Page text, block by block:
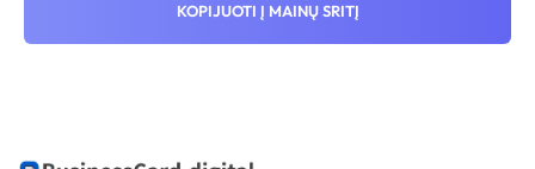
KOPIJUOTI Į MAINŲ SRITĮ